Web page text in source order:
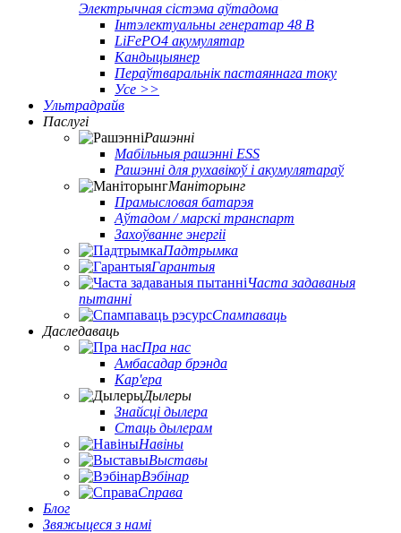
Электрычная сістэма аўтадома
Інтэлектуальны генератар 48 В
LiFePO4 акумулятар
Кандыцыянер
Пераўтваральнік пастаяннага току
Усе >>
Ультрадрайв
Паслугі
Рашэнні
Мабільныя рашэнні ESS
Рашэнні для рухавікоў і акумулятараў
Маніторынг
Прамысловая батарэя
Аўтадом / марскі транспарт
Захоўванне энергіі
Падтрымка
Гарантыя
Часта задаваныя
пытанні
Спампаваць
Даследаваць
Пра нас
Амбасадар брэнда
Кар'ера
Дылеры
Знайсці дылера
Стаць дылерам
Навіны
Выставы
Вэбінар
Справа
Блог
Звяжыцеся з намі